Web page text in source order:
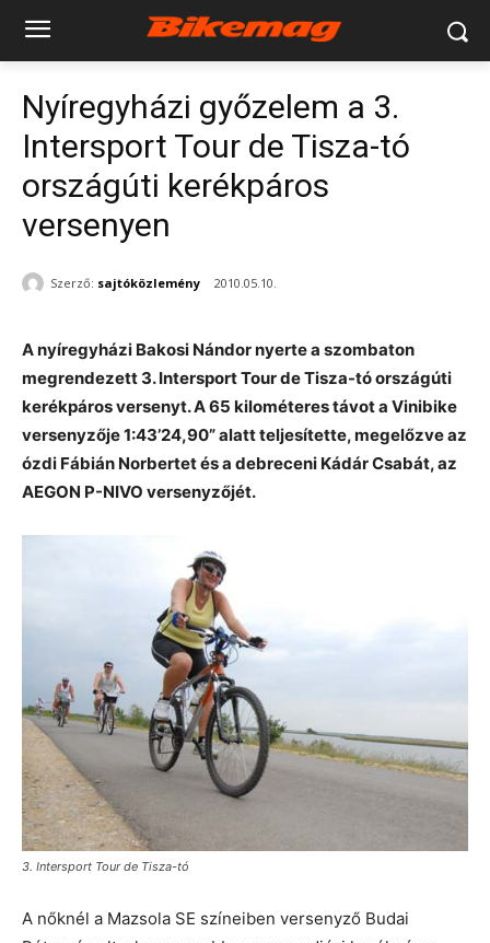
Nyíregyházi győzelem a 3.
Intersport Tour de Tisza-tó
országúti kerékpáros
versenyen
Szerző: sajtóközlemény 2010.05.10.
A nyíregyházi Bakosi Nándor nyerte a szombaton
megrendezett 3. Intersport Tour de Tisza-tó országúti
kerékpáros versenyt. A 65 kilométeres távot a Vinibike
versenyzője 1:43’24,90” alatt teljesítette, megelőzve az
ózdi Fábián Norbertet és a debreceni Kádár Csabát, az
AEGON P-NIVO versenyzőjét.
3. Intersport Tour de Tisza-tó
A nőknél a Mazsola SE színeiben versenyző Budai